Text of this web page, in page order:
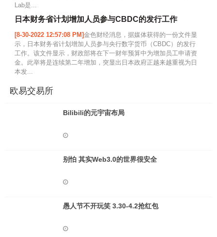
Lab是...
日本财务省计划增加人员参与CBDC的发行工作
[8-30-2022 12:57:08 PM]金色财经消息，据媒体获得的一份文件显
示，日本财务省计划增加人员参与央行数字货币（CBDC）的发行
工作。该文件显示，财政部将在下一财年预算中为增加员工申请资
金。此举将是连续第二年增加，突显出日本政府正越来越重视为日
本发...
欧易交易所
Bilibili的元宇宙布局
别怕 其实Web3.0的世界很安全
愚人节不开玩笑 3.30-4.2抢红包